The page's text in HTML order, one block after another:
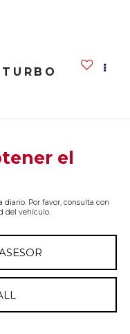
el
diario. Por favor, consulta con
del vehículo.